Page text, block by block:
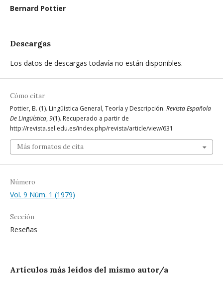
Bernard Pottier
Descargas
Los datos de descargas todavía no están disponibles.
Cómo citar
Pottier, B. (1). Lingüística General, Teoría y Descripción. Revista Española
De Lingüística, 9(1). Recuperado a partir de
http://revista.sel.edu.es/index.php/revista/article/view/631
Más formatos de cita
Número
Vol. 9 Núm. 1 (1979)
Sección
Reseñas
Artículos más leídos del mismo autor/a